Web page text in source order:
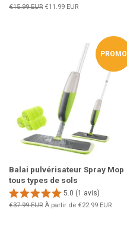
Prix
€15.99 EUR Prix
€11.99 EUR
PROMO
Balai pulvérisateur Spray Mop
tous types de sols
5.0 (1 avis)
Prix
€37.99 EUR À partir de €22.99 EUR